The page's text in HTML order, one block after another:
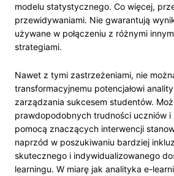
modelu statystycznego. Co więcej,
przewidywaniami. Nie gwarantują
używane w połączeniu z różnymi
strategiami.
Nawet z tymi zastrzeżeniami, nie
transformacyjnemu potencjałowi
zarządzania sukcesem studentów.
prawdopodobnych trudności uczniów i
pomocą znaczących interwencji
naprzód w poszukiwaniu bardziej
skutecznego i indywidualizowanego
learningu. W miarę jak analityka e-